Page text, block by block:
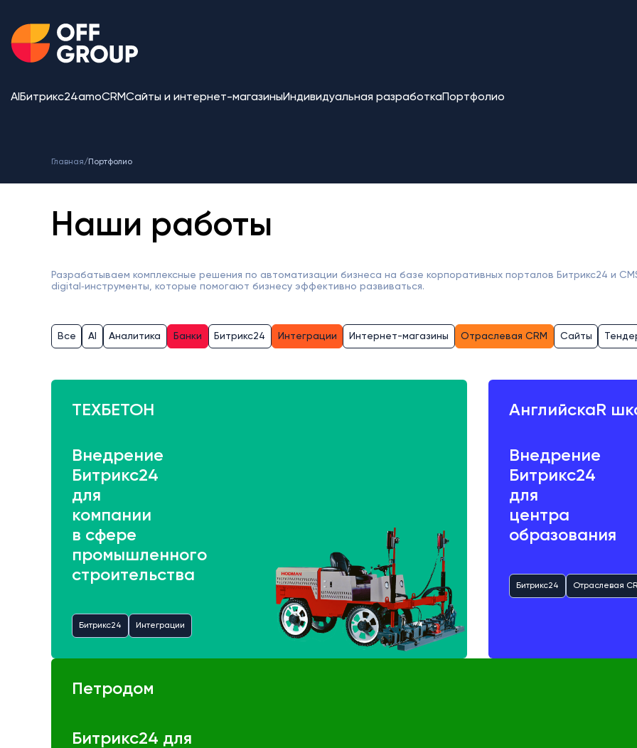
AI Битрикс24amoCRMСайты и интернет-магазиныИндивидуальная разработкаПортфолио
Главная/ Портфолио
Наши работы
Разрабатываем комплексные решения по автоматизации бизнеса на базе корпоративных порталов Битрикс24 и
digital‑инструменты, которые помогают бизнесу эффективно развиваться.
Все AI Аналитика Банки Битрикс24 Интеграции Интернет-магазины Отраслевая CRM Сайты
ТЕХБЕТОН
Внедрение
Битрикс24
для
компании
в сфере
промышленного
строительства
Битрикс24 Интеграции
АнглийскаR
Внедрение
Битрикс24
для
центра
образования
Битрикс24 Отраслевая
Петродом
Битрикс24 для